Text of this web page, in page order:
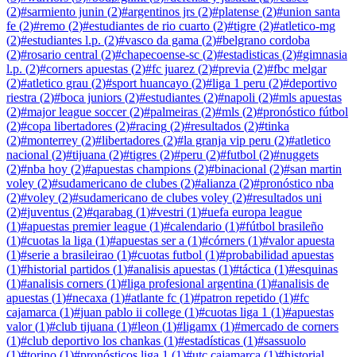
(2)#sarmiento junin (2)#argentinos jrs (2)#platense (2)#union santa
fe (2)#remo (2)#estudiantes de rio cuarto (2)#tigre (2)#atletico-mg
(2)#estudiantes l.p. (2)#vasco da gama (2)#belgrano cordoba
(2)#rosario central (2)#chapecoense-sc (2)#estadisticas (2)#gimnasia
l.p. (2)#corners apuestas (2)#fc juarez (2)#previa (2)#fbc melgar
(2)#atletico grau (2)#sport huancayo (2)#liga 1 peru (2)#deportivo
riestra (2)#boca juniors (2)#estudiantes (2)#napoli (2)#mls apuestas
(2)#major league soccer(2)#palmeiras (2)#mls (2)#pronóstico fútbol
(2)#copa libertadores (2)#racing (2)#resultados (2)#tinka
(2)#monterrey (2)#libertadores (2)#la granja vip peru (2)#atletico
nacional (2)#tijuana (2)#tigres (2)#peru (2)#futbol (2)#nuggets
(2)#nba hoy (2)#apuestas champions (2)#binacional (2)#san martin
voley (2)#sudamericano de clubes (2)#alianza (2)#pronóstico nba
(2)#voley (2)#sudamericano de clubes voley (2)#resultados uni
(2)#juventus (2)#qarabag (1)#vestri (1)#uefa europa league
(1)#apuestas premier league (1)#calendario (1)#fútbol brasileño
(1)#cuotas la liga (1)#apuestas ser a (1)#córners (1)#valor apuesta
(1)#serie a brasileirao (1)#cuotas futbol (1)#probabilidad apuestas
(1)#historial partidos (1)#analisis apuestas (1)#táctica (1)#esquinas
(1)#analisis corners (1)#liga profesional argentina (1)#analisis de
apuestas (1)#necaxa (1)#atlante fc (1)#patron repetido (1)#fc
cajamarca (1)#juan pablo ii college (1)#cuotas liga 1 (1)#apuestas
valor(1)#club tijuana (1)#leon (1)#ligamx (1)#mercado de corners
(1)#club deportivo los chankas (1)#estadísticas (1)#sassuolo